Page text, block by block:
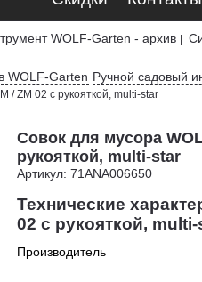
WOLF-Garten - архив
WOLF-Garten Ручной садовый
/ ZM 02 с рукояткой, multi-star
Совок для мусора
рукояткой, multi-star
Артикул: 71ANA006650
Технические
02 с рукояткой,
Производитель